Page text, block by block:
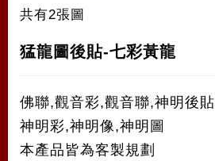
共有2張圖
猛龍圖後貼-七彩黃龍
佛聯,觀音彩,觀音聯,神明後貼
神明彩,神明像,神明圖
本產品皆為客製規劃